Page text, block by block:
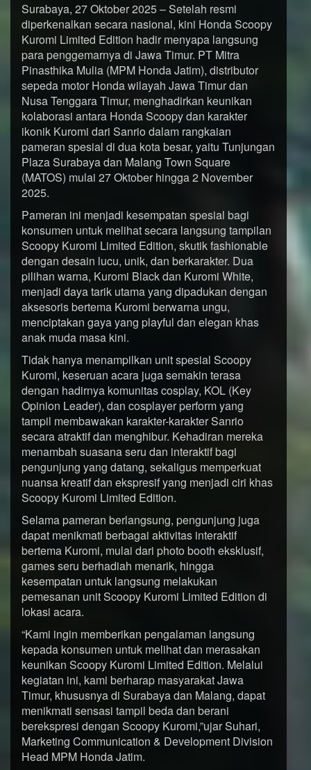
Surabaya, 27 Oktober 2025 – Setelah resmi
diperkenalkan secara nasional, kini Honda Scoopy
Kuromi Limited Edition hadir menyapa langsung
para penggemarnya di Jawa Timur. PT Mitra
Pinasthika Mulia (MPM Honda Jatim), distributor
sepeda motor Honda wilayah Jawa Timur dan
Nusa Tenggara Timur, menghadirkan keunikan
kolaborasi antara Honda Scoopy dan karakter
ikonik Kuromi dari Sanrio dalam rangkaian
pameran spesial di dua kota besar, yaitu Tunjungan
Plaza Surabaya dan Malang Town Square
(MATOS) mulai 27 Oktober hingga 2 November
2025.
Pameran ini menjadi kesempatan spesial bagi
konsumen untuk melihat secara langsung tampilan
Scoopy Kuromi Limited Edition, skutik fashionable
dengan desain lucu, unik, dan berkarakter. Dua
pilihan warna, Kuromi Black dan Kuromi White,
menjadi daya tarik utama yang dipadukan dengan
aksesoris bertema Kuromi berwarna ungu,
menciptakan gaya yang playful dan elegan khas
anak muda masa kini.
Tidak hanya menampilkan unit spesial Scoopy
Kuromi, keseruan acara juga semakin terasa
dengan hadirnya komunitas cosplay, KOL (Key
Opinion Leader), dan cosplayer perform yang
tampil membawakan karakter-karakter Sanrio
secara atraktif dan menghibur. Kehadiran mereka
menambah suasana seru dan interaktif bagi
pengunjung yang datang, sekaligus memperkuat
nuansa kreatif dan ekspresif yang menjadi ciri khas
Scoopy Kuromi Limited Edition.
Selama pameran berlangsung, pengunjung juga
dapat menikmati berbagai aktivitas interaktif
bertema Kuromi, mulai dari photo booth eksklusif,
games seru berhadiah menarik, hingga
kesempatan untuk langsung melakukan
pemesanan unit Scoopy Kuromi Limited Edition di
lokasi acara.
“Kami ingin memberikan pengalaman langsung
kepada konsumen untuk melihat dan merasakan
keunikan Scoopy Kuromi Limited Edition. Melalui
kegiatan ini, kami berharap masyarakat Jawa
Timur, khususnya di Surabaya dan Malang, dapat
menikmati sensasi tampil beda dan berani
berekspresi dengan Scoopy Kuromi,”ujar Suhari,
Marketing Communication & Development Division
Head MPM Honda Jatim.